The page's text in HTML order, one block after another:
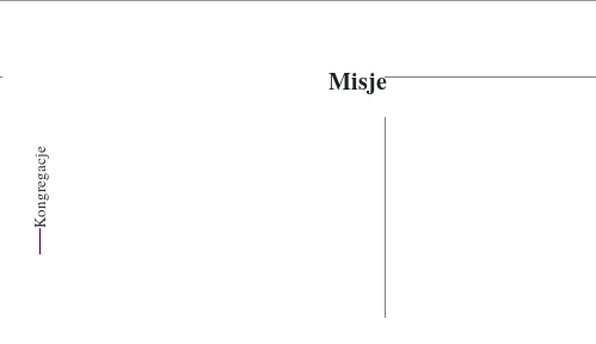
Kongregacje
Misje